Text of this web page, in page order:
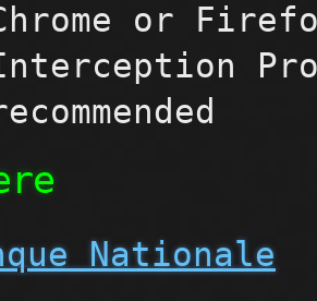
or
Nationale